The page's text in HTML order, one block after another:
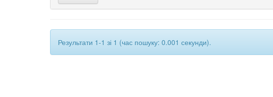
Результати 1-1 зі 1 (час пошуку: 0.001 секунди).